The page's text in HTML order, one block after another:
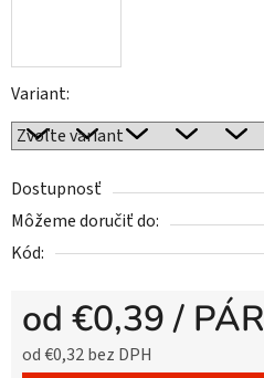
Variant:
Dostupnosť
Môžeme doručiť do:
Kód:
od €0,39 / PÁR
od€0,32bez DPH